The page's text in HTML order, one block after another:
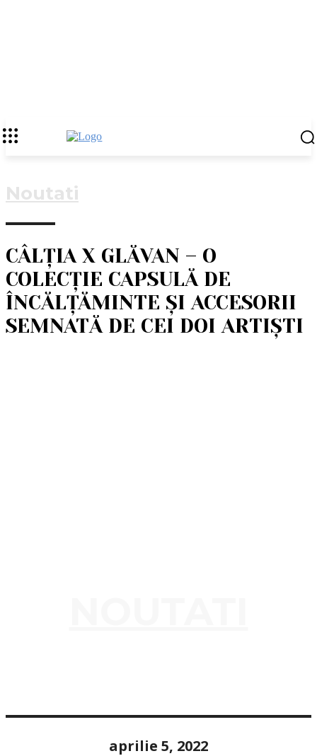
Noutati
CÂLȚIA X GLĂVAN – O
COLECȚIE CAPSULĂ DE
ÎNCĂLȚĂMINTE ȘI ACCESORII
SEMNATĂ DE CEI DOI ARTIȘTI
aprilie 5, 2022